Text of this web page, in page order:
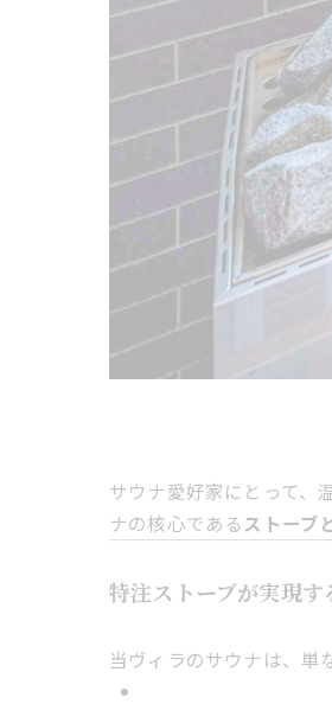
サウナ愛好家にとって、
ナの核心である ストーブ
特注ストーブが実現
当ヴィラのサウナは、単